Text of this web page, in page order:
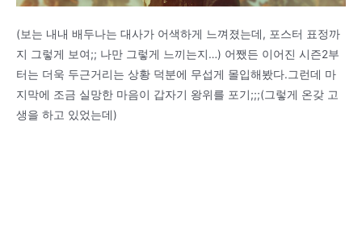
(보는 내내 배두나는 대사가 어색하게 느껴졌는데, 포스터 표정까
지 그렇게 보여;; 나만 그렇게 느끼는지…) 어쨌든 이어진 시즌2부
터는 더욱 두근거리는 상황 덕분에 무섭게 몰입해봤다.그런데 마
지막에 조금 실망한 마음이 갑자기 왕위를 포기;;;(그렇게 온갖 고
생을 하고 있었는데)